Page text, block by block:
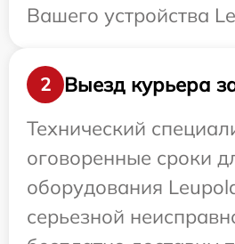
Вашего устройства
2
Выезд курьера
Технический
оговоренные сроки
оборудования
серьезной